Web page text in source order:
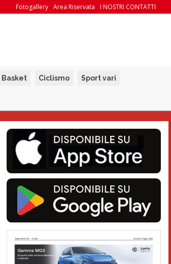
I NOSTRI CONTATTI
Area Riservata
Fotogallery
Basket Ciclismo Sport vari